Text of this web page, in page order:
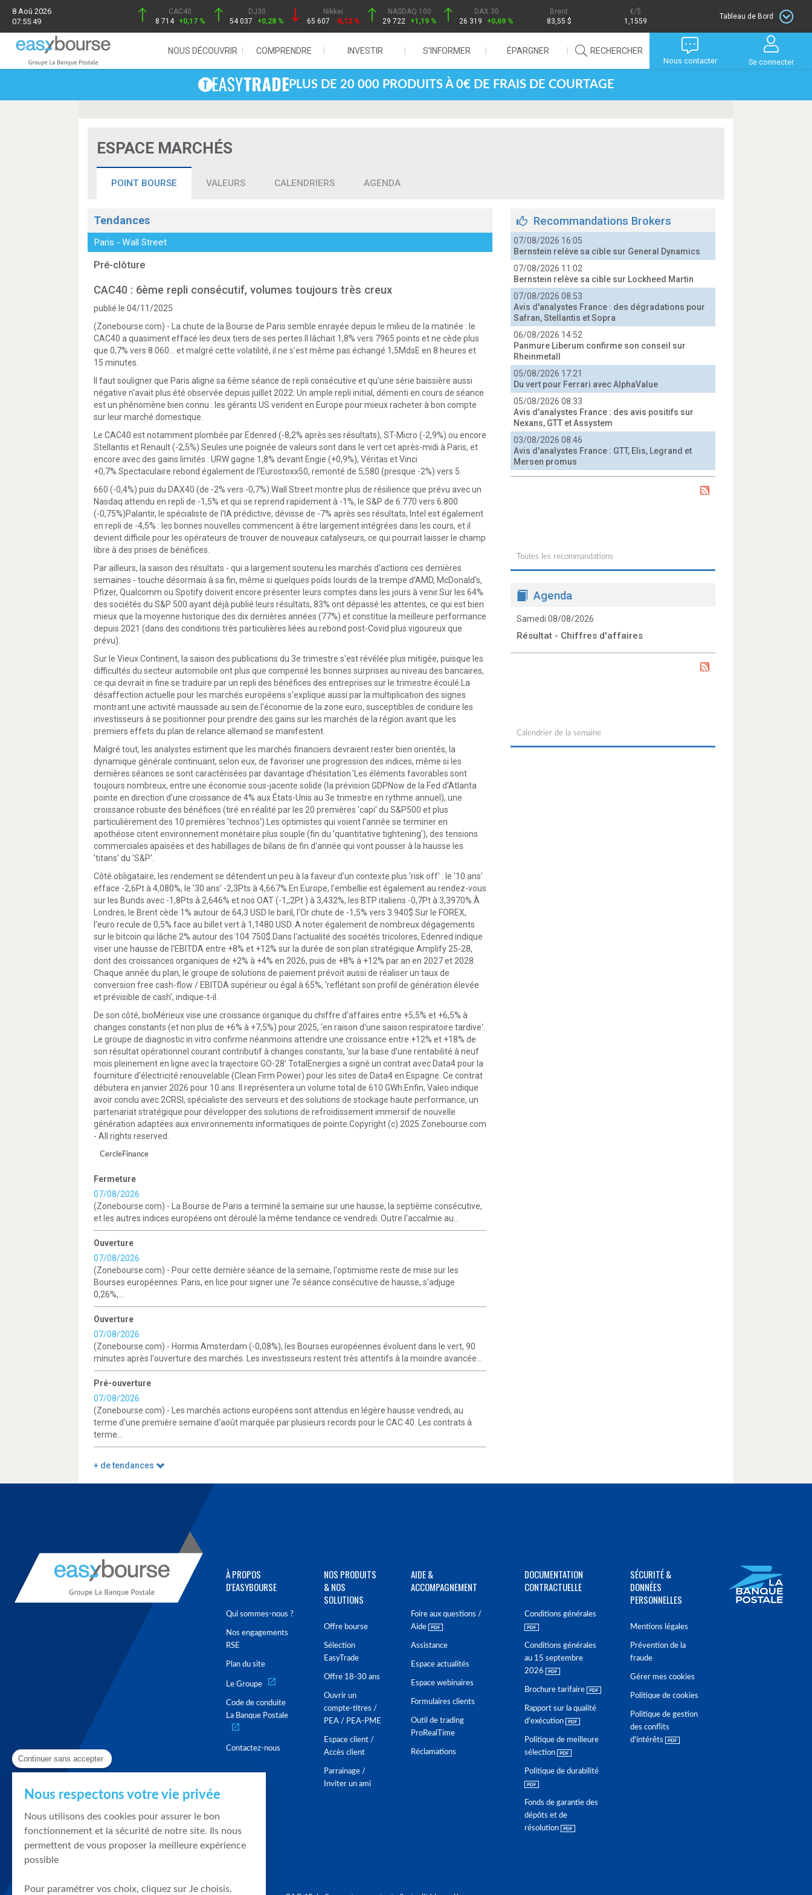
8 Aoû 2026
07:55:49
CAC40
8 714 +0,17 %
DJ30
54 037
+0,28 %
Nikkei
65 607
-0,12 %
NASDAQ 100
29 722
+1,19 %
DAX 30
26 319
+0,69 %
Brent
83,55 $
/$
1,1559
Tableau de Bord
NOUS DÉCOUVRIR COMPRENDRE INVESTIR S'INFORMER ÉPARGNER RECHERCHER
Nous contacter Se connecter
PLUS DE 20 000 PRODUITS À 0€ DE FRAIS DE COURTAGE
ESPACE MARCHÉS
POINT BOURSE VALEURS CALENDRIERS AGENDA
Tendances
Paris - Wall Street
Pré-clôture
CAC40 : 6ème repli consécutif, volumes toujours très creux
publié le 04/11/2025
(Zonebourse.com) - La chute de la Bourse de Paris semble enrayée depuis le milieu de la matinée : le
CAC40 a quasiment effacé les deux tiers de ses pertes.Il lâchait 1,8% vers 7965 points et ne cède plus
que 0,7% vers 8.060... et malgré cette volatilité, il ne s'est même pas échangé 1,5MdsE en 8 heures et
15 minutes.
Il faut souligner que Paris aligne sa 6ème séance de repli consécutive et qu'une série baissière aussi
négative n'avait plus été observée depuis juillet 2022: Un ample repli initial, démenti en cours de séance
est un phénomène bien connu : les gérants US vendent en Europe pour mieux racheter à bon compte
sur leur marché domestique.
Le CAC40 est notamment plombée par Edenred (-8,2% après ses résultats), ST-Micro (-2,9%) ou encore
Stellantis et Renault (-2,5%).Seules une poignée de valeurs sont dans le vert cet après-midi à Paris, et
encore avec des gains limités : URW gagne 1,8% devant Engie (+0,9%), Véritas et Vinci
+0,7%.Spectaculaire rebond également de l'Eurostoxx50, remonté de 5,580 (presque -2%) vers 5.
660 (-0,4%) puis du DAX40 (de -2% vers -0,7%).Wall Street montre plus de résilience que prévu avec un
Nasdaq attendu en repli de -1,5% et qui se reprend rapidement à -1%, le S&P de 6.770 vers 6.800
(-0,75%)Palantir, le spécialiste de l'IA prédictive, dévisse de -7% après ses résultats, Intel est également
en repli de -4,5% : les bonnes nouvelles commencent à être largement intégrées dans les cours, et il
devient difficile pour les opérateurs de trouver de nouveaux catalyseurs, ce qui pourrait laisser le champ
libre à des prises de bénéfices.
Par ailleurs, la saison des résultats - qui a largement soutenu les marchés d'actions ces dernières
semaines - touche désormais à sa fin, même si quelques poids lourds de la trempe d'AMD, McDonald's,
Pfizer, Qualcomm ou Spotify doivent encore présenter leurs comptes dans les jours à venir.Sur les 64%
des sociétés du S&P 500 ayant déjà publié leurs résultats, 83% ont dépassé les attentes, ce qui est bien
mieux que la moyenne historique des dix dernières années (77%) et constitue la meilleure performance
depuis 2021 (dans des conditions très particulières liées au rebond post-Covid plus vigoureux que
prévu).
Sur le Vieux Continent, la saison des publications du 3e trimestre s'est révélée plus mitigée, puisque les
difficultés du secteur automobile ont plus que compensé les bonnes surprises au niveau des bancaires,
ce qui devrait in fine se traduire par un repli des bénéfices des entreprises sur le trimestre écoulé.La
désaffection actuelle pour les marchés européens s'explique aussi par la multiplication des signes
montrant une activité maussade au sein de l'économie de la zone euro, susceptibles de conduire les
investisseurs à se positionner pour prendre des gains sur les marchés de la région avant que les
premiers effets du plan de relance allemand se manifestent.
Malgré tout, les analystes estiment que les marchés financiers devraient rester bien orientés, la
dynamique générale continuant, selon eux, de favoriser une progression des indices, même si les
dernières séances se sont caractérisées par davantage d'hésitation.'Les éléments favorables sont
toujours nombreux, entre une économie sous-jacente solide (la prévision GDPNow de la Fed d'Atlanta
pointe en direction d'une croissance de 4% aux États-Unis au 3e trimestre en rythme annuel), une
croissance robuste des bénéfices (tiré en réalité par les 20 premières 'capi' du S&P500 et plus
particulièrement des 10 premières 'technos').Les optimistes qui voient l'année se terminer en
apothéose citent environnement monétaire plus souple (fin du 'quantitative tightening'), des tensions
commerciales apaisées et des habillages de bilans de fin d'année qui vont pousser à la hausse les
'titans' du 'S&P'.
Côté obligataire, les rendement se détendent un peu à la faveur d'un contexte plus 'risk off' : le '10 ans'
efface -2,6Pt à 4,080%, le '30 ans' -2,3Pts à 4,667%.En Europe, l'embellie est également au rendez-vous
sur les Bunds avec -1,8Pts à 2,646% et nos OAT (-1,;2Pt ) à 3,432%, les BTP italiens -0,7Pt à 3,3970%.À
Londres, le Brent cède 1% autour de 64,3 USD le baril, l'Or chute de -1,5% vers 3.940$.Sur le FOREX,
l'euro recule de 0,5% face au billet vert à 1,1480 USD. A noter également de nombreux dégagements
sur le bitcoin qui lâche 2% autour des 104 750$.Dans l'actualité des sociétés tricolores, Edenred indique
viser une hausse de l'EBITDA entre +8% et +12% sur la durée de son plan stratégique Amplify 25-28,
dont des croissances organiques de +2% à +4% en 2026, puis de +8% à +12% par an en 2027 et 2028.
Chaque année du plan, le groupe de solutions de paiement prévoit aussi de réaliser un taux de
conversion free cash-flow / EBITDA supérieur ou égal à 65%, 'reflétant son profil de génération élevée
et prévisible de cash', indique-t-il.
De son côté, bioMérieux vise une croissance organique du chiffre d'affaires entre +5,5% et +6,5% à
changes constants (et non plus de +6% à +7,5%) pour 2025, 'en raison d'une saison respiratoire tardive'.
Le groupe de diagnostic in vitro confirme néanmoins attendre une croissance entre +12% et +18% de
son résultat opérationnel courant contributif à changes constants, 'sur la base d'une rentabilité à neuf
mois pleinement en ligne avec la trajectoire GO-28'.TotalEnergies a signé un contrat avec Data4 pour la
fourniture d'électricité renouvelable (Clean Firm Power) pour les sites de Data4 en Espagne. Ce contrat
débutera en janvier 2026 pour 10 ans. Il représentera un volume total de 610 GWh.Enfin, Valeo indique
avoir conclu avec 2CRSI, spécialiste des serveurs et des solutions de stockage haute performance, un
partenariat stratégique pour développer des solutions de refroidissement immersif de nouvelle
génération adaptées aux environnements informatiques de pointe.Copyright (c) 2025 Zonebourse.com
- All rights reserved.
CercleFinance
Fermeture
07/08/2026
(Zonebourse.com) - La Bourse de Paris a terminé la semaine sur une hausse, la septième consécutive,
et les autres indices européens ont déroulé la même tendance ce vendredi. Outre l'accalmie au...
Ouverture
07/08/2026
(Zonebourse.com) - Pour cette dernière séance de la semaine, l'optimisme reste de mise sur les
Bourses européennes. Paris, en lice pour signer une 7e séance consécutive de hausse, s'adjuge
0,26%,...
Ouverture
07/08/2026
(Zonebourse.com) - Hormis Amsterdam (-0,08%), les Bourses européennes évoluent dans le vert, 90
minutes après l'ouverture des marchés. Les investisseurs restent très attentifs à la moindre avancée...
Pré-ouverture
07/08/2026
(Zonebourse.com) - Les marchés actions européens sont attendus en légère hausse vendredi, au
terme d'une première semaine d'août marquée par plusieurs records pour le CAC 40. Les contrats à
terme...
+ de tendances
Recommandations Brokers
07/08/2026 16:05
Bernstein relève sa cible sur General Dynamics
07/08/2026 11:02
Bernstein relève sa cible sur Lockheed Martin
07/08/2026 08:53
Avis d'analystes France : des dégradations pour
Safran, Stellantis et Sopra
06/08/2026 14:52
Panmure Liberum confirme son conseil sur
Rheinmetall
05/08/2026 17:21
Du vert pour Ferrari avec AlphaValue
05/08/2026 08:33
Avis d'analystes France : des avis positifs sur
Nexans, GTT et Assystem
03/08/2026 08:46
Avis d'analystes France : GTT, Elis, Legrand et
Mersen promus
Toutes les recommandations
Agenda
Samedi 08/08/2026
Résultat - Chiffres d'affaires
Calendrier de la semaine
À PROPOS
D'EASYBOURSE
Qui sommes-nous ?
Nos engagements
RSE
Plan du site
Le Groupe
Code de conduite
La Banque Postale
Contactez-nous
NOS PRODUITS
& NOS
SOLUTIONS
Offre bourse
Sélection
EasyTrade
Offre 18-30 ans
Ouvrir un
compte-titres /
PEA / PEA-PME
Espace client /
Accès client
Parrainage /
Inviter un ami
AIDE &
ACCOMPAGNEMENT
Foire aux questions /
Aide
Assistance
Espace actualités
Espace webinaires
Formulaires clients
Outil de trading
ProRealTime
Réclamations
DOCUMENTATION
CONTRACTUELLE
Conditions générales
Conditions générales
au 15 septembre
2026
Brochure tarifaire
Rapport sur la qualité
d'exécution
Politique de meilleure
sélection
Politique de durabilité
Fonds de garantie des
dépôts et de
résolution
SÉCURITÉ &
DONNÉES
PERSONNELLES
Mentions légales
Prévention de la
fraude
Gérer mes cookies
Politique de cookies
Politique de gestion
des conflits
d'intérêts
Continuer sans accepter
Nous respectons votre vie privée
Nous utilisons des cookies pour assurer le bon
fonctionnement et la sécurité de notre site. Ils nous
permettent de vous proposer la meilleure expérience
possible
Pour paramétrer vos choix, cliquez sur Je choisis.